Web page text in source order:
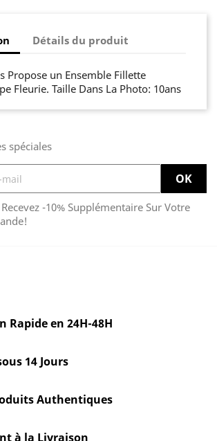
Détails du produit
Propose un Ensemble Fillette
Fleurie. Taille Dans La Photo: 10ans
spéciales
-10% Supplémentaire Sur Votre
Rapide en 24H-48H
14 Jours
Authentiques
à la Livraison